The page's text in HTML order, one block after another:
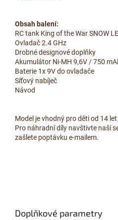
Obsah balení:
RC tank King of the War SNOW
Ovladač 2.4 GHz
Drobné designové doplňky
Akumulátor Ni-MH 9,6V / 750
Baterie 1x 9V do ovladače
Síťový nabíječ
Návod
Model je vhodný pro děti od 14 let.
Pro náhradní díly navštivte naší
zašlete poptávku e-mailem.
Doplňkové parametry